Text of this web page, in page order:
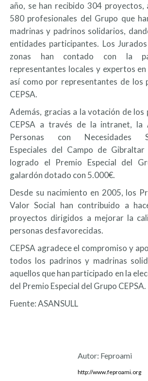
año, se han recibido 304 proyectos,
580 profesionales del Grupo que
madrinas y padrinos solidarios,
entidades participantes. Los
zonas han contado con la
representantes locales y expertos
así como por representantes de los
CEPSA.
Además, gracias a la votación de los
CEPSA a través de la intranet, la
Personas con Necesidades
Especiales del Campo de Gibraltar
logrado el Premio Especial del
galardón dotado con 5.000€.
Desde su nacimiento en 2005, los
Valor Social han contribuido a
proyectos dirigidos a mejorar la
personas desfavorecidas.
CEPSA agradece el compromiso y
todos los padrinos y madrinas
aquellos que han participado en la
del Premio Especial del Grupo CEPSA.
Fuente: ASANSULL
Autor: Feproami
http://www.feproami.org